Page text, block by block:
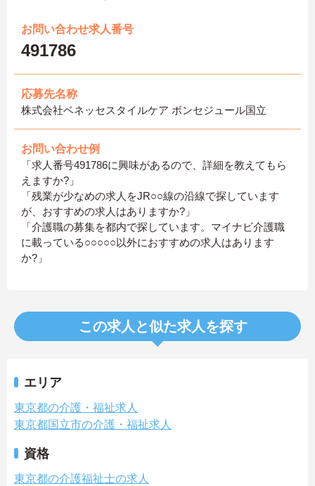
お問い合わせ求人番号
491786
応募先名称
株式会社ベネッセスタイルケア ボンセジュール国立
お問い合わせ例
「求人番号491786に興味があるので、詳細を教えてもら
えますか?」
「残業が少なめの求人をJR○○線の沿線で探しています
が、おすすめの求人はありますか?」
「介護職の募集を都内で探しています。マイナビ介護職
に載っている○○○○○以外におすすめの求人はあります
か?」
この求人と似た求人を探す
エリア
東京都の介護・福祉求人
東京都国立市の介護・福祉求人
資格
東京都の介護福祉士の求人